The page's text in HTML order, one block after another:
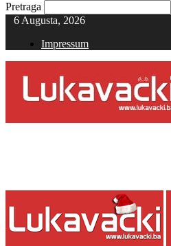
Pretraga
6 Augusta, 2026
Impressum